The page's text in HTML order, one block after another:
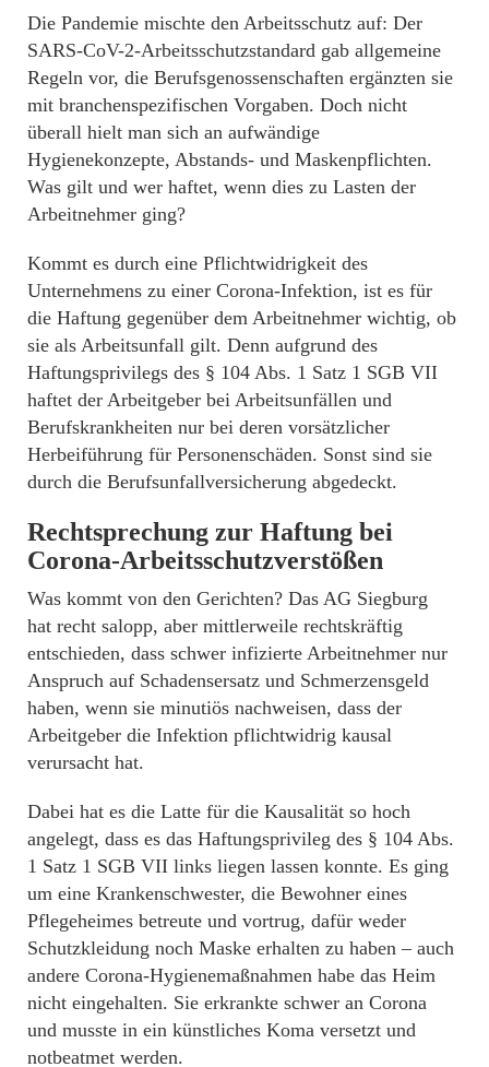
Die Pandemie mischte den Arbeitsschutz auf: Der
SARS-CoV-2-Arbeitsschutzstandard gab allgemeine
Regeln vor, die Berufsgenossenschaften ergänzten sie
mit branchenspezifischen Vorgaben. Doch nicht
überall hielt man sich an aufwändige
Hygienekonzepte, Abstands- und Maskenpflichten.
Was gilt und wer haftet, wenn dies zu Lasten der
Arbeitnehmer ging?
Kommt es durch eine Pflichtwidrigkeit des
Unternehmens zu einer Corona-Infektion, ist es für
die Haftung gegenüber dem Arbeitnehmer wichtig, ob
sie als Arbeitsunfall gilt. Denn aufgrund des
Haftungsprivilegs des § 104 Abs. 1 Satz 1 SGB VII
haftet der Arbeitgeber bei Arbeitsunfällen und
Berufskrankheiten nur bei deren vorsätzlicher
Herbeiführung für Personenschäden. Sonst sind sie
durch die Berufsunfallversicherung abgedeckt.
Rechtsprechung zur Haftung bei
Corona-Arbeitsschutzverstößen
Was kommt von den Gerichten? Das AG Siegburg
hat recht salopp, aber mittlerweile rechtskräftig
entschieden, dass schwer infizierte Arbeitnehmer nur
Anspruch auf Schadensersatz und Schmerzensgeld
haben, wenn sie minutiös nachweisen, dass der
Arbeitgeber die Infektion pflichtwidrig kausal
verursacht hat.
Dabei hat es die Latte für die Kausalität so hoch
angelegt, dass es das Haftungsprivileg des § 104 Abs.
1 Satz 1 SGB VII links liegen lassen konnte. Es ging
um eine Krankenschwester, die Bewohner eines
Pflegeheimes betreute und vortrug, dafür weder
Schutzkleidung noch Maske erhalten zu haben – auch
andere Corona-Hygienemaßnahmen habe das Heim
nicht eingehalten. Sie erkrankte schwer an Corona
und musste in ein künstliches Koma versetzt und
notbeatmet werden.